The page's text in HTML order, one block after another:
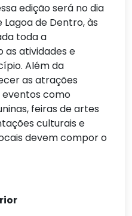
edição será no dia
Lagoa de Dentro, às
toda a
atividades e
Além da
as atrações
eventos como
feiras de artes
culturais e
devem compor o